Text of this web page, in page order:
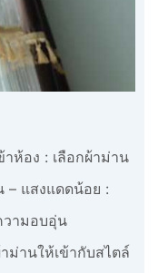
าห้อง : เลือกผ้าม่าน
– แสงแดดน้อย :
วามอบอุ่น
ม่านให้เข้ากับสไตล์